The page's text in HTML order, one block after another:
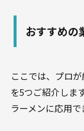
おすすめの
ここでは、プロ
を5つご紹介しま
ラーメンに応用